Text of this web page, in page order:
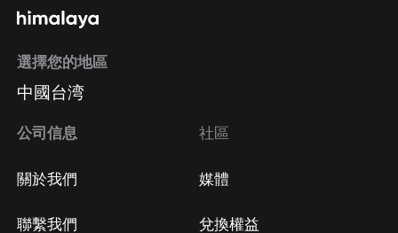
選擇您的地區
中國台湾
公司信息
關於我們
聯繫我們
社區
媒體
兌換權益